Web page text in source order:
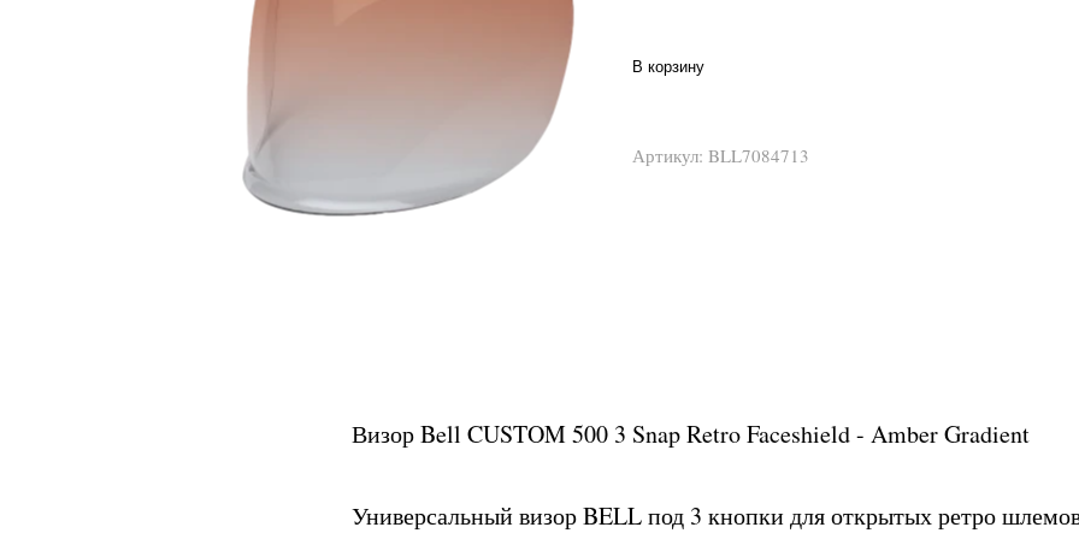
В корзину
Артикул: BLL7084713
Визор Bell CUSTOM 500 3 Snap Retro Faceshield - Amber Gradient
Универсальный визор BELL под 3 кнопки для открытых ретро